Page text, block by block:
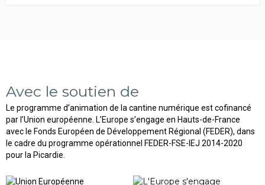
Avec le soutien de
Le programme d’animation de la cantine numérique est cofinancé
par l’Union européenne. L’Europe s’engage en Hauts-de-France
avec le Fonds Européen de Développement Régional (FEDER), dans
le cadre du programme opérationnel FEDER-FSE-IEJ 2014-2020
pour la Picardie.